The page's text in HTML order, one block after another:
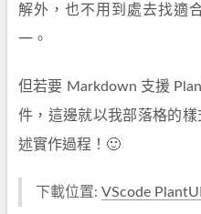
解外，也不用到處去找適
一。
但若要 Markdown 支援
件，這邊就以我部落格的樣
述實作過程！🙂
下載位置: VScode